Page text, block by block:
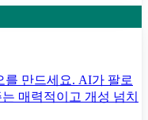
를 만드세요. AI가 팔로
매력적이고 개성 넘치